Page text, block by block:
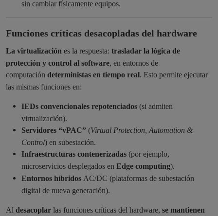
sin cambiar físicamente equipos.
Funciones críticas desacopladas del hardware
La virtualización es la respuesta: trasladar la lógica de
protección y control al software, en entornos de
computación deterministas en tiempo real. Esto permite ejecutar
las mismas funciones en:
IEDs convencionales repotenciados (si admiten
virtualización).
Servidores “vPAC” (Virtual Protection, Automation &
Control) en subestación.
Infraestructuras contenerizadas (por ejemplo,
microservicios desplegados en Edge computing).
Entornos híbridos AC/DC (plataformas de subestación
digital de nueva generación).
Al desacoplar las funciones críticas del hardware, se mantienen